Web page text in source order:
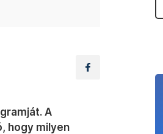
A
hogy milyen